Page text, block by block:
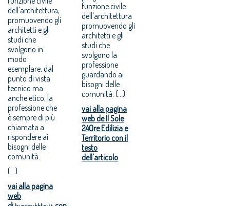
dell'architettura,
promuovendo gli
architetti e gli
studi che
svolgono in
modo
esemplare, dal
punto di vista
tecnico ma
anche etico, la
professione che
è sempre di più
chiamata a
rispondere ai
bisogni delle
comunità.
(...)
vai alla pagina
web
funzione civile
dell'architettura
promuovendo gli
architetti e gli
studi che
svolgono la
professione
guardando ai
bisogni delle
comunità. (...)
vai alla pagina
web de Il Sole
24Ore Edilizia e
Territorio con il
testo
dell'articolo